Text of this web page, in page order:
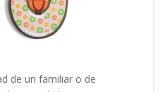
de un familiar o de